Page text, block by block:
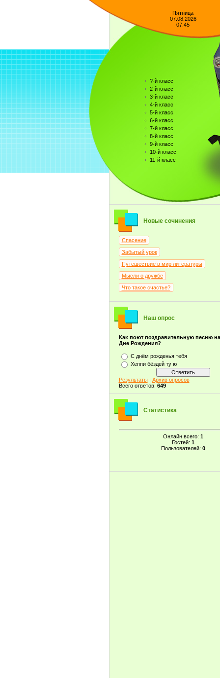
Пятница
07.08.2026
07:45
?-й класс
2-й класс
3-й класс
4-й класс
5-й класс
6-й класс
7-й класс
8-й класс
9-й класс
10-й класс
11-й класс
Новые сочинения
Спасение
Забытый урок
Путешествие в мир литературы
Мысли о дружбе
Что такое счастье?
Наш опрос
Как поют поздравительную песню
Дне Рождения?
С днём рожденья тебя
Хеппи бёздей ту ю
Результаты| Архив опросов
Всего ответов: 649
Статистика
Онлайн всего: 1
Гостей: 1
Пользователей: 0